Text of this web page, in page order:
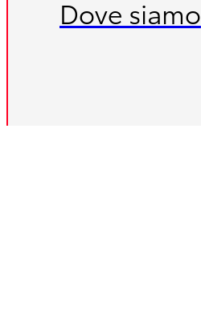
Dove siamo